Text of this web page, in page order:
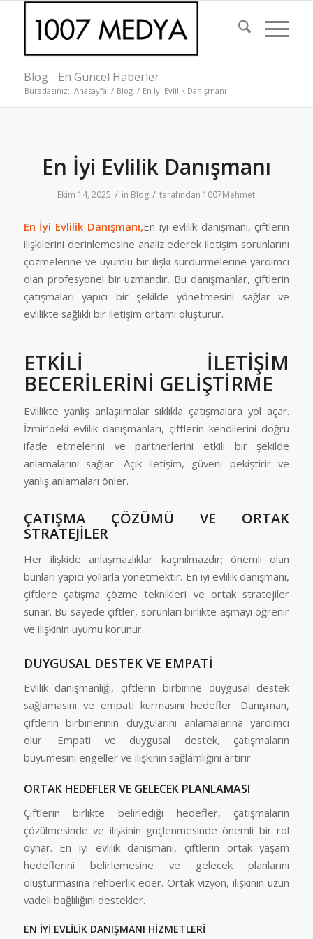
Blog - En Güncel Haberler
Buradasınız: Anasayfa / Blog / En İyi Evlilik Danışmanı
En İyi Evlilik Danışmanı
Ekim 14, 2025 / in Blog / tarafından 1007Mehmet
En İyi Evlilik Danışmanı,En iyi evlilik danışmanı, çiftlerin
ilişkilerini derinlemesine analiz ederek iletişim sorunlarını
çözmelerine ve uyumlu bir ilişki sürdürmelerine yardımcı
olan profesyonel bir uzmandır. Bu danışmanlar, çiftlerin
çatışmaları yapıcı bir şekilde yönetmesini sağlar ve
evlilikte sağlıklı bir iletişim ortamı oluşturur.
ETKİLİ İLETİŞİM
BECERİLERİNİ GELİŞTİRME
Evlilikte yanlış anlaşılmalar sıklıkla çatışmalara yol açar.
İzmir’deki evlilik danışmanları, çiftlerin kendilerini doğru
ifade etmelerini ve partnerlerini etkili bir şekilde
anlamalarını sağlar. Açık iletişim, güveni pekiştirir ve
yanlış anlamaları önler.
ÇATIŞMA ÇÖZÜMÜ VE ORTAK
STRATEJİLER
Her ilişkide anlaşmazlıklar kaçınılmazdır; önemli olan
bunları yapıcı yollarla yönetmektir. En iyi evlilik danışmanı,
çiftlere çatışma çözme teknikleri ve ortak stratejiler
sunar. Bu sayede çiftler, sorunları birlikte aşmayı öğrenir
ve ilişkinin uyumu korunur.
DUYGUSAL DESTEK VE EMPATİ
Evlilik danışmanlığı, çiftlerin birbirine duygusal destek
sağlamasını ve empati kurmasını hedefler. Danışman,
çiftlerin birbirlerinin duygularını anlamalarına yardımcı
olur. Empati ve duygusal destek, çatışmaların
büyümesini engeller ve ilişkinin sağlamlığını artırır.
ORTAK HEDEFLER VE GELECEK PLANLAMASI
Çiftlerin birlikte belirlediği hedefler, çatışmaların
çözülmesinde ve ilişkinin güçlenmesinde önemli bir rol
oynar. En iyi evlilik danışmanı, çiftlerin ortak yaşam
hedeflerini belirlemesine ve gelecek planlarını
oluşturmasına rehberlik eder. Ortak vizyon, ilişkinin uzun
vadeli bağlılığını destekler.
EN İYİ EVLİLİK DANIŞMANI HİZMETLERİ